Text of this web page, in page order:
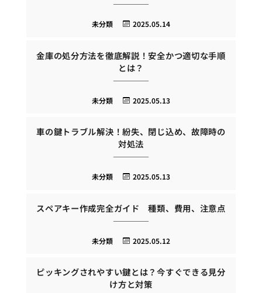
2025.05.14
未分類
金庫の処分方法を徹底解説！安全かつ適切な手順
とは？
2025.05.13
未分類
車の鍵トラブル解決！紛失、閉じ込め、故障時の
対処法
2025.05.13
未分類
スペアキー作成完全ガイド 種類、費用、注意点
2025.05.12
未分類
ピッキングされやすい鍵とは？今すぐできる見分
け方と対策